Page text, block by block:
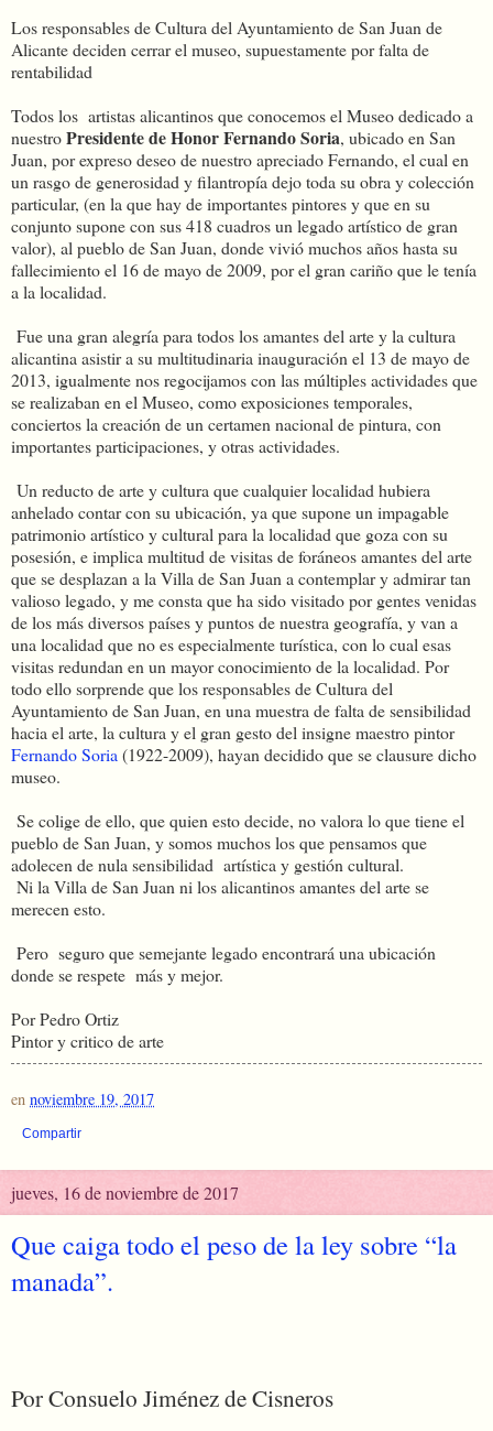
Los responsables de Cultura del Ayuntamiento de San Juan de
Alicante deciden cerrar el museo, supuestamente por falta de
rentabilidad
Todos los artistas alicantinos que conocemos el Museo dedicado a
nuestroPresidente de Honor Fernando Soria, ubicado en San
Juan, por expreso deseo de nuestro apreciado Fernando, el cual en
un rasgo de generosidad y filantropía dejo toda su obra y colección
particular, (en la que hay de importantes pintores y que en su
conjunto supone con sus 418 cuadros un legado artístico de gran
valor), al pueblo de San Juan, donde vivió muchos años hasta su
fallecimiento el 16 de mayo de 2009, por el gran cariño que le tenía
a la localidad.
Fue una gran alegría para todos los amantes del arte y la cultura
alicantina asistir a su multitudinaria inauguración el 13 de mayo de
2013, igualmente nos regocijamos con las múltiples actividades que
se realizaban en el Museo, como exposiciones temporales,
conciertos la creación de un certamen nacional de pintura, con
importantes participaciones, y otras actividades.
Un reducto de arte y cultura que cualquier localidad hubiera
anhelado contar con su ubicación, ya que supone un impagable
patrimonio artístico y cultural para la localidad que goza con su
posesión, e implica multitud de visitas de foráneos amantes del arte
que se desplazan a la Villa de San Juan a contemplar y admirar tan
valioso legado, y me consta que ha sido visitado por gentes venidas
de los más diversos países y puntos de nuestra geografía, y van a
una localidad que no es especialmente turística, con lo cual esas
visitas redundan en un mayor conocimiento de la localidad. Por
todo ello sorprende que los responsables de Cultura del
Ayuntamiento de San Juan, en una muestra de falta de sensibilidad
hacia el arte, la cultura y el gran gesto del insigne maestro pintor
Fernando Soria (1922-2009), hayan decidido que se clausure dicho
museo.
Se colige de ello, que quien esto decide, no valora lo que tiene el
pueblo de San Juan, y somos muchos los que pensamos que
adolecen de nula sensibilidad artística y gestión cultural.
Ni la Villa de San Juan ni los alicantinos amantes del arte se
merecen esto.
Pero seguro que semejante legado encontrará una ubicación
donde se respete más y mejor.
Por Pedro Ortiz
Pintor y critico de arte
en noviembre 19, 2017
Compartir
jueves, 16 de noviembre de 2017
Que caiga todo el peso de la ley sobre “la
manada”.
Por Consuelo Jiménez de Cisneros